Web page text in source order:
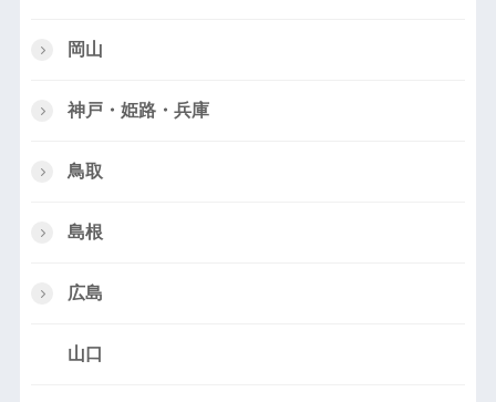
岡山
神戸・姫路・兵庫
鳥取
島根
広島
山口